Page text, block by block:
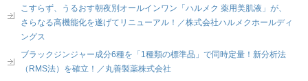
こすらず、うるおす朝夜別オールインワン「ハルメク 薬用美肌液」が、
さらなる高機能化を遂げてリニューアル！／株式会社ハルメクホールディ
ングス
ブラックジンジャー成分6種を「1種類の標準品」で同時定量！新分析法
（RMS法）を確立！／丸善製薬株式会社